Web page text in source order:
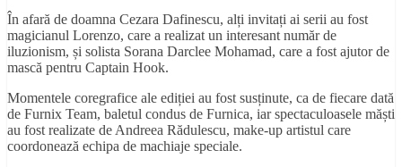
În afară de doamna Cezara Dafinescu, alți invitați ai serii au fost
magicianul Lorenzo, care a realizat un interesant număr de
iluzionism, și solista Sorana Darclee Mohamad, care a fost ajutor de
mască pentru Captain Hook.
Momentele coregrafice ale ediției au fost susținute, ca de fiecare dată
de Furnix Team, baletul condus de Furnica, iar spectaculoasele măști
au fost realizate de Andreea Rădulescu, make-up artistul care
coordonează echipa de machiaje speciale.